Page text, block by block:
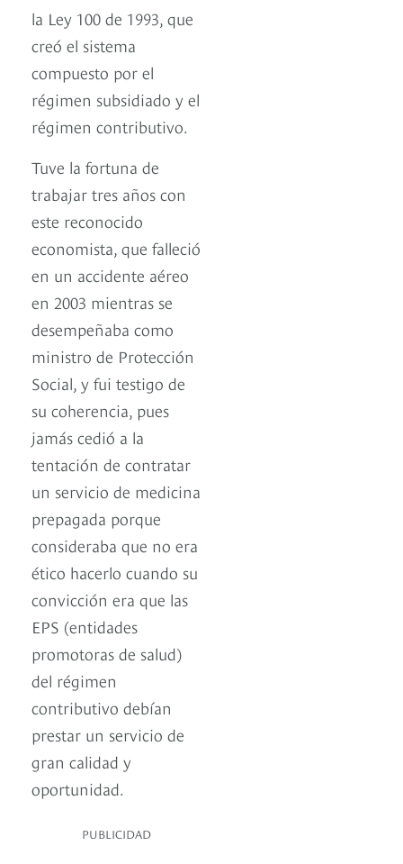
la Ley 100 de 1993, que
creó el sistema
compuesto por el
régimen subsidiado y el
régimen contributivo.
Tuve la fortuna de
trabajar tres años con
este reconocido
economista, que falleció
en un accidente aéreo
en 2003 mientras se
desempeñaba como
ministro de Protección
Social, y fui testigo de
su coherencia, pues
jamás cedió a la
tentación de contratar
un servicio de medicina
prepagada porque
consideraba que no era
ético hacerlo cuando su
convicción era que las
EPS (entidades
promotoras de salud)
del régimen
contributivo debían
prestar un servicio de
gran calidad y
oportunidad.
PUBLICIDAD